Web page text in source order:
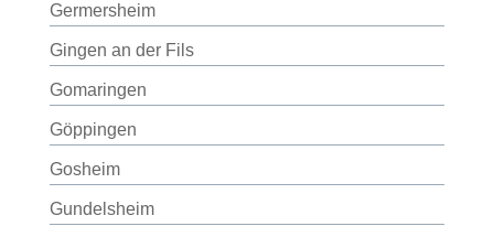
Germersheim
Gingen an der Fils
Gomaringen
Göppingen
Gosheim
Gundelsheim